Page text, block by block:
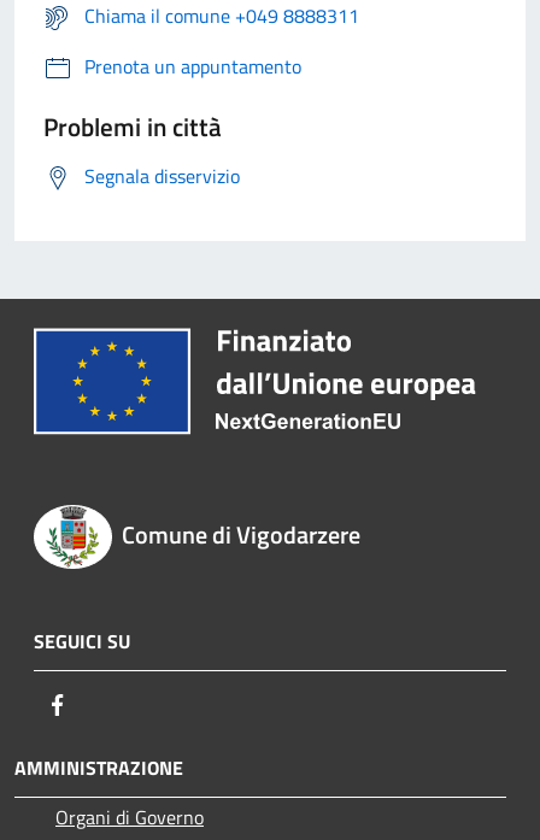
Chiama il comune +049 8888311
Prenota un appuntamento
Problemi in città
Segnala disservizio
Comune di Vigodarzere
SEGUICI SU
AMMINISTRAZIONE
Organi di Governo